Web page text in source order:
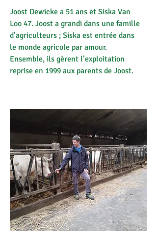
Joost Dewicke a 51 ans et Siska Van
Loo 47. Joost a grandi dans une famille
d’agriculteurs ; Siska est entrée dans
le monde agricole par amour.
Ensemble, ils gèrent l’exploitation
reprise en 1999 aux parents de Joost.